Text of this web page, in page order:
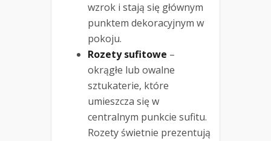
wzrok i stają się głównym
punktem dekoracyjnym w
pokoju.
Rozety sufitowe –
okrągłe lub owalne
sztukaterie, które
umieszcza się w
centralnym punkcie sufitu.
Rozety świetnie prezentują